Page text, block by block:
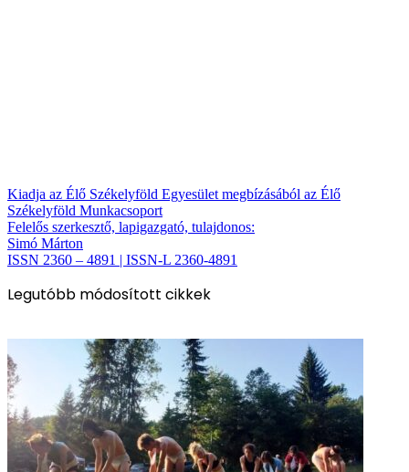
Kiadja az Élő Székelyföld Egyesület megbízásából az Élő
Székelyföld Munkacsoport
Felelős szerkesztő, lapigazgató, tulajdonos:
Simó Márton
ISSN 2360 – 4891 | ISSN-L 2360-4891
Legutóbb módosított cikkek